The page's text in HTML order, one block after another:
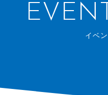
イベ